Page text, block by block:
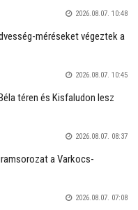
2026.08.07. 10:48
méréseket végeztek a
2026.08.07. 10:45
téren és Kisfaludon lesz
2026.08.07. 08:37
a Varkocs-
2026.08.07. 07:08